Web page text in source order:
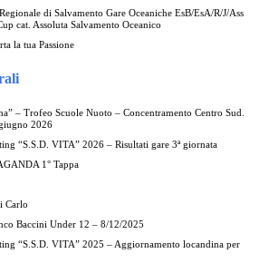
di Salvamento Gare Oceaniche EsB/EsA/R/J/Ass
cat. Assoluta Salvamento Oceanico
la tua Passione
– Trofeo Scuole Nuoto – Concentramento Centro Sud.
2026
“S.S.D. VITA” 2026 – Risultati gare 3ª giornata
1° Tappa
Carlo
Baccini Under 12 – 8/12/2025
“S.S.D. VITA” 2025 – Aggiornamento locandina per